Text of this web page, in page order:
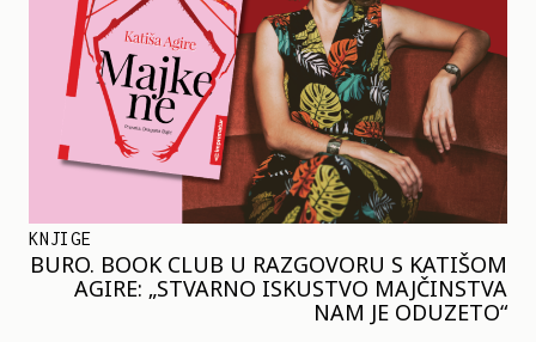
KNJIGE
BURO. BOOK CLUB U RAZGOVORU S KATIŠOM
AGIRE: „STVARNO ISKUSTVO MAJČINSTVA
NAM JE ODUZETO“